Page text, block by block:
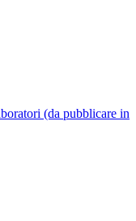
(da pubblicare in